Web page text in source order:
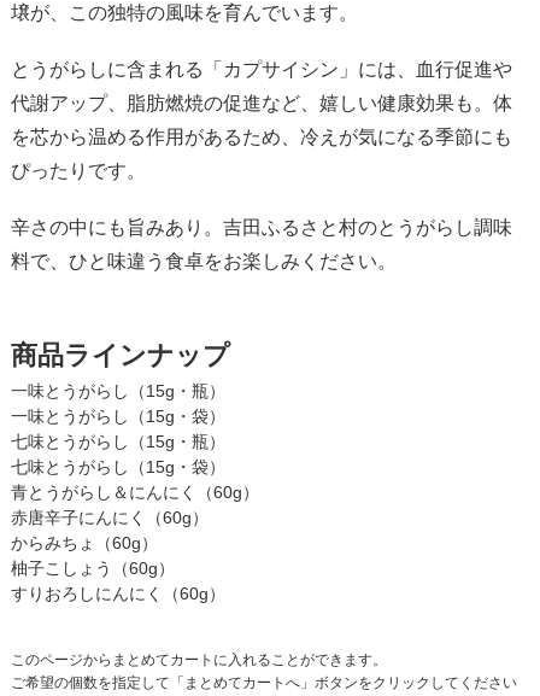
壌が、この独特の風味を育んでいます。
とうがらしに含まれる「カプサイシン」には、血行促進や
代謝アップ、脂肪燃焼の促進など、嬉しい健康効果も。体
を芯から温める作用があるため、冷えが気になる季節にも
ぴったりです。
辛さの中にも旨みあり。吉田ふるさと村のとうがらし調味
料で、ひと味違う食卓をお楽しみください。
商品ラインナップ
一味とうがらし（15g・瓶）
一味とうがらし（15g・袋）
七味とうがらし（15g・瓶）
七味とうがらし（15g・袋）
青とうがらし＆にんにく（60g）
赤唐辛子にんにく（60g）
からみちょ（60g）
柚子こしょう（60g）
すりおろしにんにく（60g）
このページからまとめてカートに入れることができます。
ご希望の個数を指定して「まとめてカートへ」ボタンをクリックしてください